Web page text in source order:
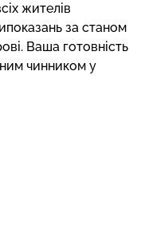
жителів
за станом
Ваша готовність
чинником у